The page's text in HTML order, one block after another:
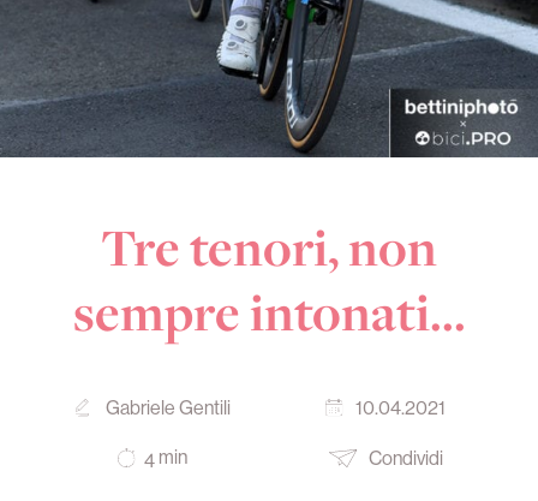
Tre tenori, non
sempre intonati…
Gabriele Gentili 10.04.2021
4 min Condividi